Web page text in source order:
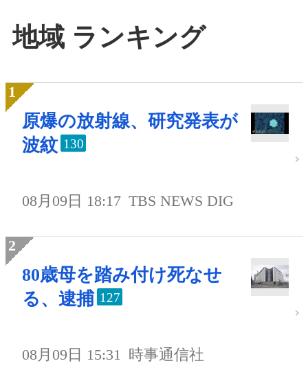
地域 ランキング
原爆の放射線、研究発表が
波紋 130
08月09日 18:17 TBS NEWS DIG
80歳母を踏み付け死なせ
る、逮捕 127
08月09日 15:31 時事通信社